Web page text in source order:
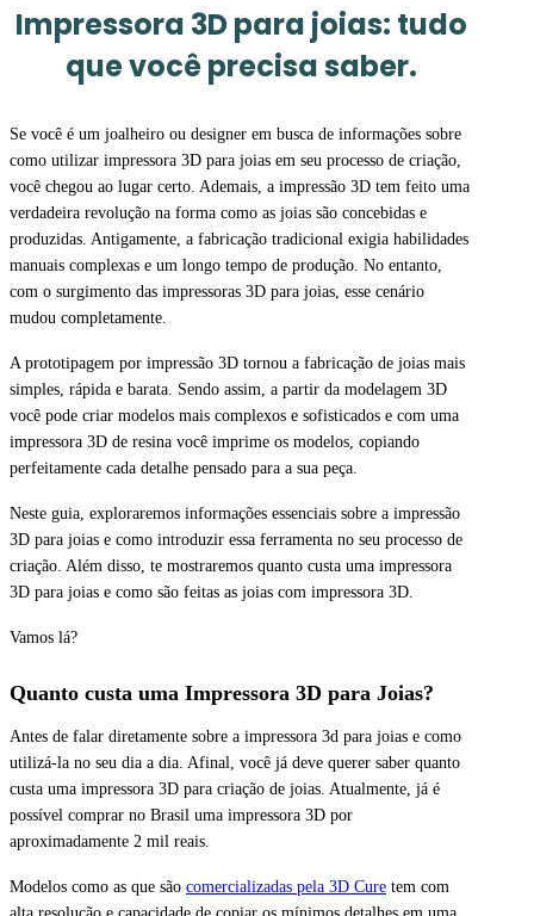
Impressora 3D para joias: tudo
que você precisa saber.
Se você é um joalheiro ou designer em busca de informações sobre
como utilizar impressora 3D para joias em seu processo de criação,
você chegou ao lugar certo. Ademais, a impressão 3D tem feito uma
verdadeira revolução na forma como as joias são concebidas e
produzidas. Antigamente, a fabricação tradicional exigia habilidades
manuais complexas e um longo tempo de produção. No entanto,
com o surgimento das impressoras 3D para joias, esse cenário
mudou completamente.
A prototipagem por impressão 3D tornou a fabricação de joias mais
simples, rápida e barata. Sendo assim, a partir da modelagem 3D
você pode criar modelos mais complexos e sofisticados e com uma
impressora 3D de resina você imprime os modelos, copiando
perfeitamente cada detalhe pensado para a sua peça.
Neste guia, exploraremos informações essenciais sobre a impressão
3D para joias e como introduzir essa ferramenta no seu processo de
criação. Além disso, te mostraremos quanto custa uma impressora
3D para joias e como são feitas as joias com impressora 3D.
Vamos lá?
Quanto custa uma Impressora 3D para Joias?
Antes de falar diretamente sobre a impressora 3d para joias e como
utilizá-la no seu dia a dia. Afinal, você já deve querer saber quanto
custa uma impressora 3D para criação de joias. Atualmente, já é
possível comprar no Brasil uma impressora 3D por
aproximadamente 2 mil reais.
Modelos como as que são comercializadas pela 3D Cure tem com